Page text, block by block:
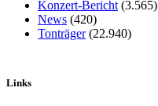
Konzert-Bericht (3.565)
News (420)
Tonträger(22.940)
Links